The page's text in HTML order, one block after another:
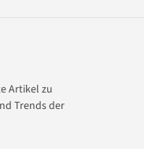
Artikel zu
Trends der